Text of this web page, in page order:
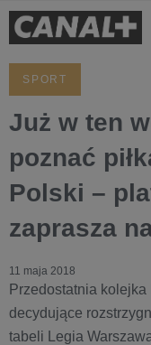
SPORT
Już w ten
poznać
Polski –
zaprasza
11 maja 2018
Przedostatnia
decydujące
tabeli Legia